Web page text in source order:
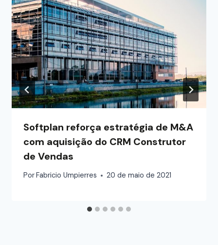
Softplan reforça estratégia de M&A
com aquisição do CRM Construtor
de Vendas
PorFabricio Umpierres 20 de maio de 2021